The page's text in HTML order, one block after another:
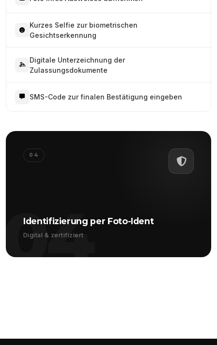
Kurzes Selfie zur biometrischen
Gesichtserkennung
Digitale Unterzeichnung der
Zulassungsdokumente
SMS-Code zur finalen Bestätigung eingeben
04
04
Identifizierung per Foto-Ident
Digital & zertifiziert